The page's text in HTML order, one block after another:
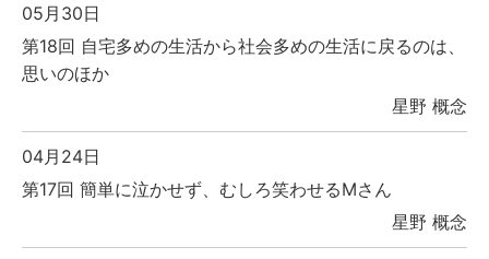
05月30日
第18回 自宅多めの生活から社会多めの生活に戻るのは、
思いのほか
星野 概念
04月24日
第17回 簡単に泣かせず、むしろ笑わせるMさん
星野 概念